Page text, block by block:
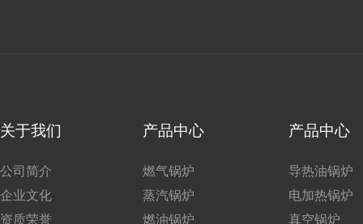
关于我们
公司简介
企业文化
资质荣誉
产品中心
燃气锅炉
蒸汽锅炉
燃油锅炉
产品中心
导热油锅炉
电加热锅炉
真空锅炉